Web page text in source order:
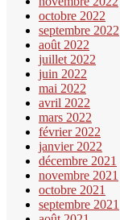
octobre 2022
septembre 2022
août 2022
juillet 2022
juin 2022
mai 2022
avril 2022
mars 2022
février 2022
janvier 2022
décembre 2021
novembre 2021
octobre 2021
septembre 2021